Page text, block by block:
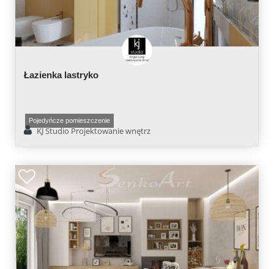
Łazienka lastryko
Pojedyńcze pomieszczenie
KJ Studio Projektowanie wnętrz